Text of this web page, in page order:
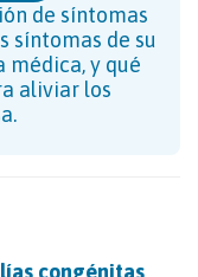
de síntomas
síntomas de su
médica, y qué
aliviar los
congénitas